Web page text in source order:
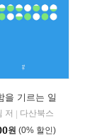
을 기르는 일
저 | 다산북스
원 (0% 할인)